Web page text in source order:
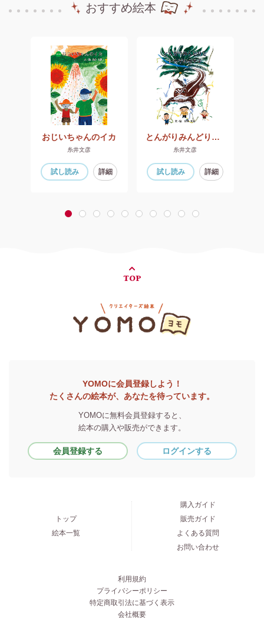
おすすめ絵本
おじいちゃんのイカ
糸井文彦
試し読み 詳細
とんがりみんどりとトカゲのカナ子
糸井文彦
試し読み 詳細
1 2 3 4 5 6 7 8 9 10
TOP
YOMOに会員登録しよう！
たくさんの絵本が、あなたを待っています。
YOMOに無料会員登録すると、
絵本の購入や販売ができます。
会員登録する ログインする
トップ
絵本一覧
購入ガイド
販売ガイド
よくある質問
お問い合わせ
利用規約
プライバシーポリシー
特定商取引法に基づく表示
会社概要